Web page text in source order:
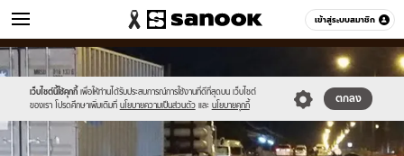
เข้าสู่ระบบสมาชิก
ข่าว หมวดอื่นๆ
เว็บไซต์นี้ใช้คุกกี้ เพื่อให้ท่านได้รับประสบการณ์การใช้งานที่ดีที่สุดบน เว็บไซต์
ของเรา โปรดศึกษาเพิ่มเติมที่ นโยบายความเป็นส่วนตัว และ นโยบายคุกกี้
ตกลง
Sanook
//s.isanook.com/sr/0/images/logo-
new-
sanook.png
600
60
//s.isanook.com/ns/0/ud/366/1834994/633939-
01.jpg